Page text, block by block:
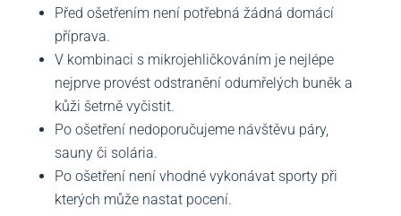
Před ošetřením není potřebná žádná domácí
příprava.
V kombinaci s mikrojehličkováním je nejlépe
nejprve provést odstranění odumřelých buněk a
kůži šetrně vyčistit.
Po ošetření nedoporučujeme návštěvu páry,
sauny či solária.
Po ošetření není vhodné vykonávat sporty při
kterých může nastat pocení.